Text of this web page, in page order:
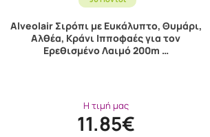
Alveolair Σιρόπι με Ευκάλυπτο, Θυμάρι,
Αλθέα, Κράνι Ιπποφαές για τον
Ερεθισμένο Λαιμό 200m …
Η τιμή μας
11.85€